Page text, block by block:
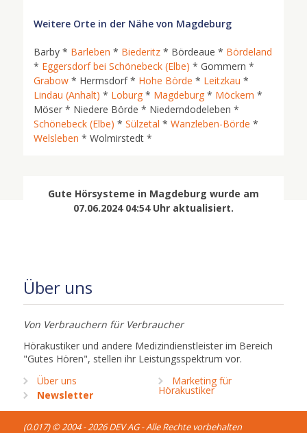
Weitere Orte in der Nähe von Magdeburg
Barby * Barleben * Biederitz * Bördeaue * Bördeland
* Eggersdorf bei Schönebeck (Elbe) * Gommern *
Grabow * Hermsdorf * Hohe Börde * Leitzkau *
Lindau (Anhalt) * Loburg * Magdeburg * Möckern *
Möser * Niedere Börde * Niederndodeleben *
Schönebeck (Elbe) * Sülzetal * Wanzleben-Börde *
Welsleben * Wolmirstedt *
Gute Hörsysteme in Magdeburg wurde am
07.06.2024 04:54 Uhr aktualisiert.
Über uns
Von Verbrauchern für Verbraucher
Hörakustiker und andere Medizindienstleister im Bereich
"Gutes Hören", stellen ihr Leistungsspektrum vor.
Über uns
Newsletter
Marketing für
Hörakustiker
(0.017) © 2004 - 2026 DEV AG - Alle Rechte vorbehalten